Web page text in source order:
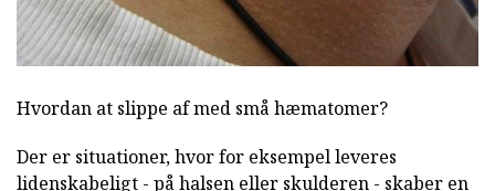
Hvordan at slippe af med små hæmatomer?
Der er situationer, hvor for eksempel leveres
lidenskabeligt - på halsen eller skulderen - skaber en